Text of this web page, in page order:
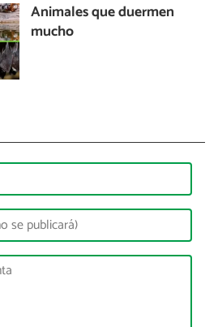
Animales que duermen
mucho